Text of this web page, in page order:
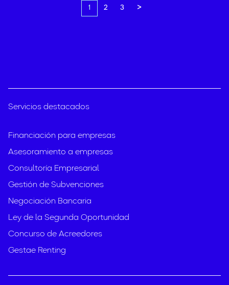
1 2 3 >
Servicios destacados
Financiación para empresas
Asesoramiento a empresas
Consultoría Empresarial
Gestión de Subvenciones
Negociación Bancaria
Ley de la Segunda Oportunidad
Concurso de Acreedores
Gestae Renting